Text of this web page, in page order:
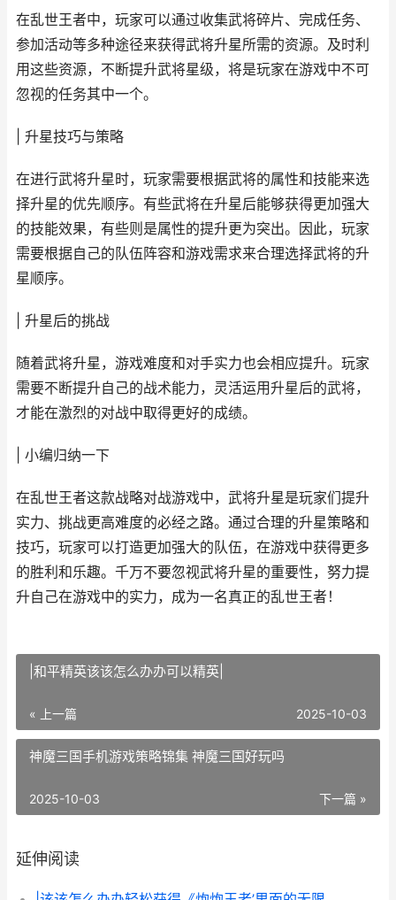
在乱世王者中，玩家可以通过收集武将碎片、完成任务、
参加活动等多种途径来获得武将升星所需的资源。及时利
用这些资源，不断提升武将星级，将是玩家在游戏中不可
忽视的任务其中一个。
| 升星技巧与策略
在进行武将升星时，玩家需要根据武将的属性和技能来选
择升星的优先顺序。有些武将在升星后能够获得更加强大
的技能效果，有些则是属性的提升更为突出。因此，玩家
需要根据自己的队伍阵容和游戏需求来合理选择武将的升
星顺序。
| 升星后的挑战
随着武将升星，游戏难度和对手实力也会相应提升。玩家
需要不断提升自己的战术能力，灵活运用升星后的武将，
才能在激烈的对战中取得更好的成绩。
| 小编归纳一下
在乱世王者这款战略对战游戏中，武将升星是玩家们提升
实力、挑战更高难度的必经之路。通过合理的升星策略和
技巧，玩家可以打造更加强大的队伍，在游戏中获得更多
的胜利和乐趣。千万不要忽视武将升星的重要性，努力提
升自己在游戏中的实力，成为一名真正的乱世王者！
|和平精英该该怎么办办可以精英|
« 上一篇 2025-10-03
神魔三国手机游戏策略锦集 神魔三国好玩吗
下一篇 »
2025-10-03
延伸阅读